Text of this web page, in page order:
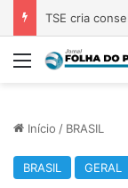
Menu
Início / BRASIL
BRASIL GERAL